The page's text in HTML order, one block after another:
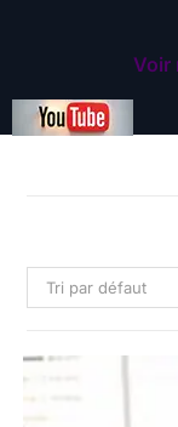
Voir
Tri par défaut